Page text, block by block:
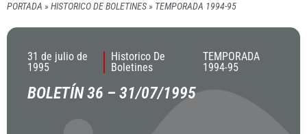
PORTADA » HISTORICO DE BOLETINES» TEMPORADA 1994-95
31 de julio de
1995
Historico De
Boletines
TEMPORADA
1994-95
BOLETÍN 36 – 31/07/1995